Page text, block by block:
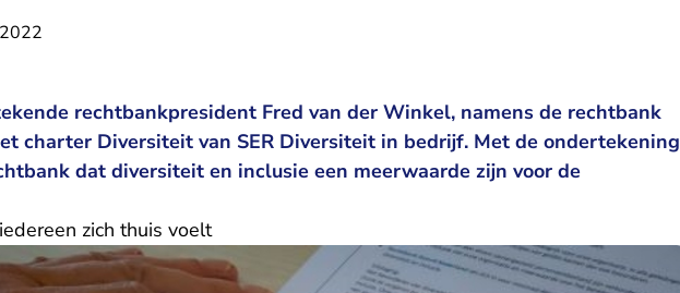
rechtbankpresident Fred van der Winkel, namens de rechtbank
charter Diversiteit van SER Diversiteit in bedrijf. Met de ondertekening
dat diversiteit en inclusie een meerwaarde zijn voor de
zich thuis voelt